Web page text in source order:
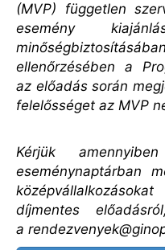
(MVP) független
esemény
ellenőrzésében a
az előadás során
felelősséget az MVP
Kérjük
eseménynaptárban
díjmentes
a